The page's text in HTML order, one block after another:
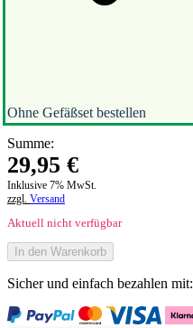
Ohne Gefäßset bestellen
Summe:
29,95 €
Inklusive 7% MwSt.
zzgl. Versand
Aktuell nicht verfügbar
In den Warenkorb
Sicher und einfach bezahlen mit: